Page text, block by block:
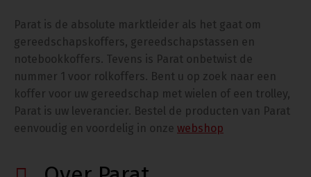
Parat is de absolute marktleider als het gaat om
gereedschapskoffers, gereedschapstassen en
notebookkoffers. Tevens is Parat onbetwist de
nummer 1 voor rolkoffers. Bent u op zoek naar een
koffer voor uw gereedschap met wielen of een trolley,
Parat is uw leverancier. Bestel de producten van Parat
eenvoudig en voordelig in onze webshop